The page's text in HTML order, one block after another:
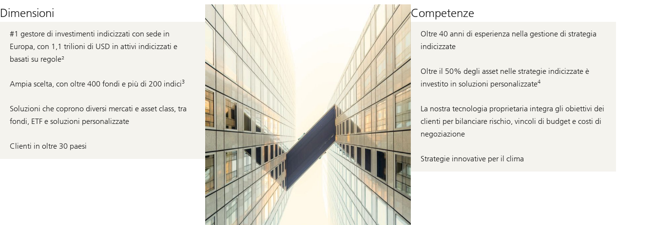
Dimensioni
#1 gestore di investimenti indicizzati con sede in
Europa, con 1,1 trilioni di USD in attivi indicizzati e
basati su regole²
Ampia scelta, con oltre 400 fondi e più di 200 indici3
Soluzioni che coprono diversi mercati e asset class, tra
fondi, ETF e soluzioni personalizzate
Clienti in oltre 30 paesi
Competenze
Oltre 40 anni di esperienza nella gestione di strategia
indicizzate
Oltre il 50% degli asset nelle strategie indicizzate è
investito in soluzioni personalizzate4
La nostra tecnologia proprietaria integra gli obiettivi dei
clienti per bilanciare rischio, vincoli di budget e costi di
negoziazione
Strategie innovative per il clima